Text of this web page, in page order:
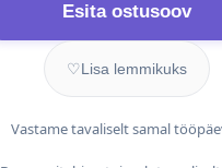
Esita ostusoov
♡Lisa lemmikuks
Vastame tavaliselt samal